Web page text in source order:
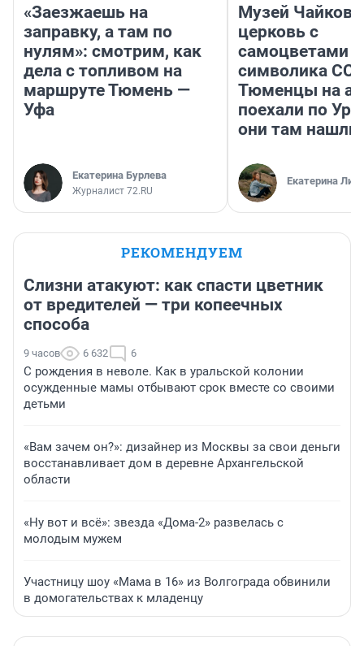
«Заезжаешь на
заправку, а там по
нулям»: смотрим, как
дела с топливом на
маршруте Тюмень —
Уфа
Екатерина Бурлева
Журналист 72.RU
Музей
церковь с
самоцветами
символика
Тюменцы на
поехали по
они там нашли
Екатерина
РЕКОМЕНДУЕМ
Слизни атакуют: как спасти цветник
от вредителей — три копеечных
способа
9 часов 6 632 6
С рождения в неволе. Как в уральской колонии
осужденные мамы отбывают срок вместе со своими
детьми
«Вам зачем он?»: дизайнер из Москвы за свои деньги
восстанавливает дом в деревне Архангельской
области
«Ну вот и всё»: звезда «Дома-2» развелась с
молодым мужем
Участницу шоу «Мама в 16» из Волгограда обвинили
в домогательствах к младенцу